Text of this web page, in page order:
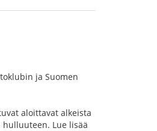
ja Suomen
aloittavat alkeista
Lue lisää